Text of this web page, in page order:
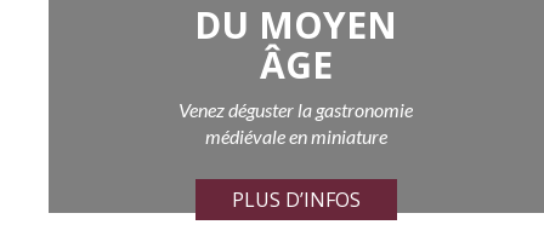
DU MOYEN
ÂGE
Venez déguster la gastronomie
médiévale en miniature
PLUS D’INFOS